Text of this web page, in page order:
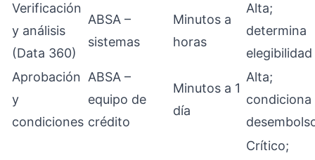
Verificación
y análisis
(Data 360)
ABSA –
sistemas
Minutos a
horas
Alta;
determina
elegibilidad
Aprobación
y
condiciones
ABSA –
equipo de
crédito
Minutos a 1
día
Alta;
condiciona
Crítico;